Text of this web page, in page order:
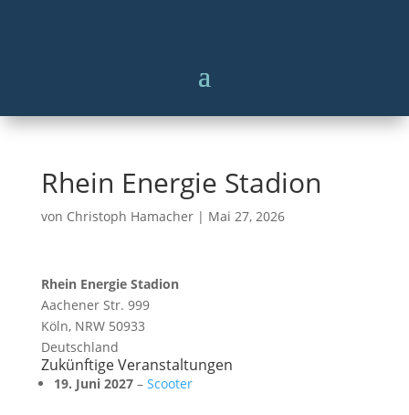
Rhein Energie Stadion
von Christoph Hamacher| Mai 27, 2026
Rhein Energie Stadion
Aachener Str. 999
Köln, NRW 50933
Deutschland
Zukünftige Veranstaltungen
19. Juni 2027– Scooter